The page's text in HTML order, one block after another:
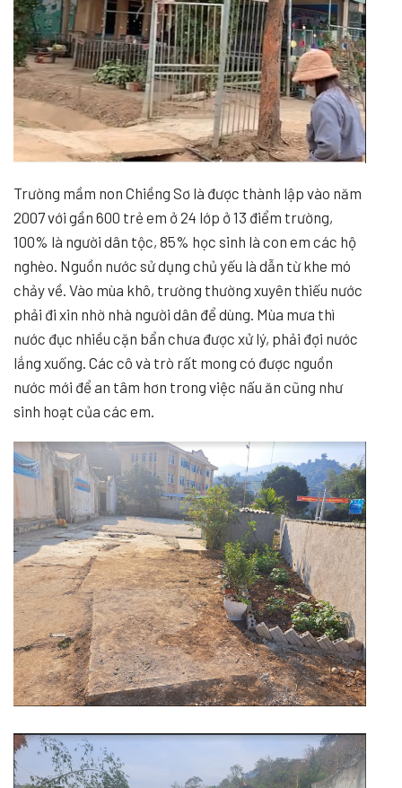
Trường mầm non Chiềng Sơ là được thành lập vào năm
2007 với gần 600 trẻ em ở 24 lớp ở 13 điểm trường,
100% là người dân tộc, 85% học sinh là con em các hộ
nghèo. Nguồn nước sử dụng chủ yếu là dẫn từ khe mó
chảy về. Vào mùa khô, trường thường xuyên thiếu nước
phải đi xin nhờ nhà người dân để dùng. Mùa mưa thì
nước đục nhiều cặn bẩn chưa được xử lý, phải đợi nước
lắng xuống. Các cô và trò rất mong có được nguồn
nước mới để an tâm hơn trong việc nấu ăn cũng như
sinh hoạt của các em.